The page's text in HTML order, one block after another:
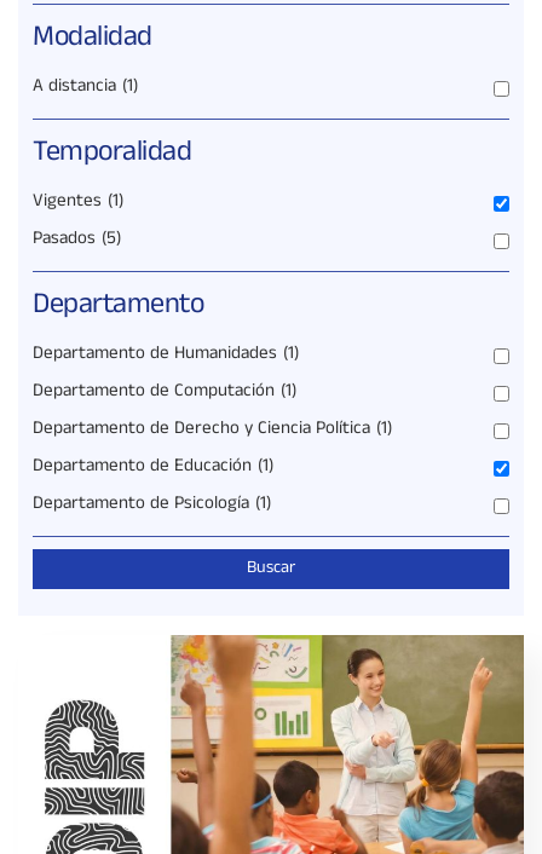
Modalidad
A distancia (1)
Temporalidad
Vigentes (1)
Pasados (5)
Departamento
Departamento de Humanidades (1)
Departamento de Computación (1)
Departamento de Derecho y Ciencia Política (1)
Departamento de Educación (1)
Departamento de Psicología (1)